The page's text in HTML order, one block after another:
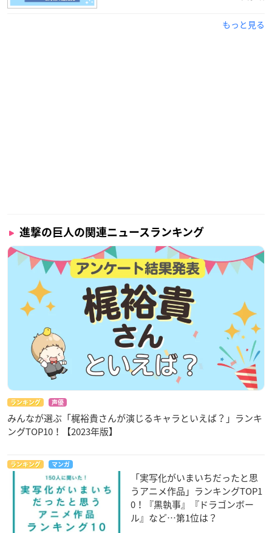
もっと見る
進撃の巨人の関連ニュースランキング
ランキング 声優
みんなが選ぶ「梶裕貴さんが演じるキャラといえば？」ランキ
ングTOP10！【2023年版】
ランキング マンガ
「実写化がいまいちだったと思
うアニメ作品」ランキングTOP1
0！『黒執事』『ドラゴンボー
ル』など…第1位は？